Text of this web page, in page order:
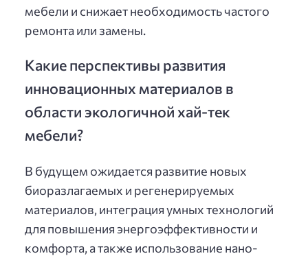
мебели и снижает необходимость частого
ремонта или замены.
Какие перспективы развития
инновационных материалов в
области экологичной хай-тек
мебели?
В будущем ожидается развитие новых
биоразлагаемых и регенерируемых
материалов, интеграция умных технологий
для повышения энергоэффективности и
комфорта, а также использование нано-